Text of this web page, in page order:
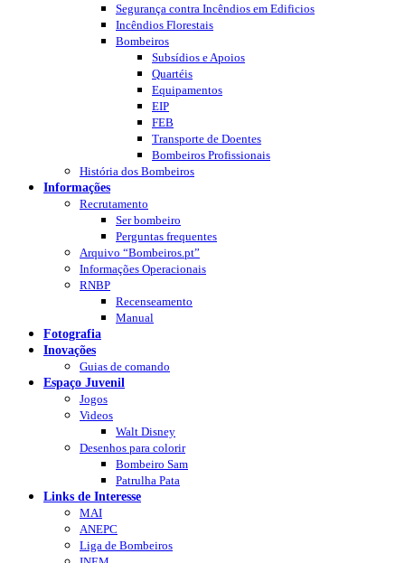
Segurança contra Incêndios em Edificios
Incêndios Florestais
Bombeiros
Subsídios e Apoios
Quartéis
Equipamentos
EIP
FEB
Transporte de Doentes
Bombeiros Profissionais
História dos Bombeiros
Informações
Recrutamento
Ser bombeiro
Perguntas frequentes
Arquivo “Bombeiros.pt”
Informações Operacionais
RNBP
Recenseamento
Manual
Fotografia
Inovações
Guias de comando
Espaço Juvenil
Jogos
Videos
Walt Disney
Desenhos para colorir
Bombeiro Sam
Patrulha Pata
Links de Interesse
MAI
ANEPC
Liga de Bombeiros